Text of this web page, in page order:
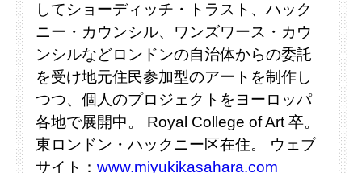
してショーディッチ・トラスト、ハック
ニー・カウンシル、ワンズワース・カウ
ンシルなどロンドンの自治体からの委託
を受け地元住民参加型のアートを制作し
つつ、個人のプロジェクトをヨーロッパ
各地で展開中。 Royal College of Art 卒。
東ロンドン・ハックニー区在住。 ウェブ
サイト：www.miyukikasahara.com